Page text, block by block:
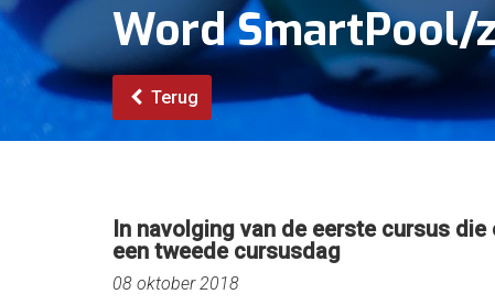
Word SmartPool/
Terug
In navolging van de eerste cursus
een tweede cursusdag
08 oktober 2018